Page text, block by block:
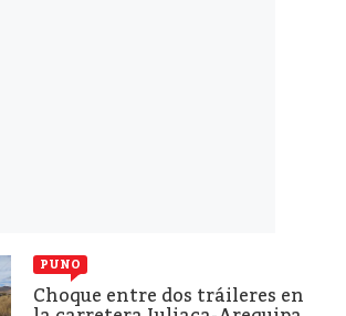
PUNO
Choque entre dos tráileres en